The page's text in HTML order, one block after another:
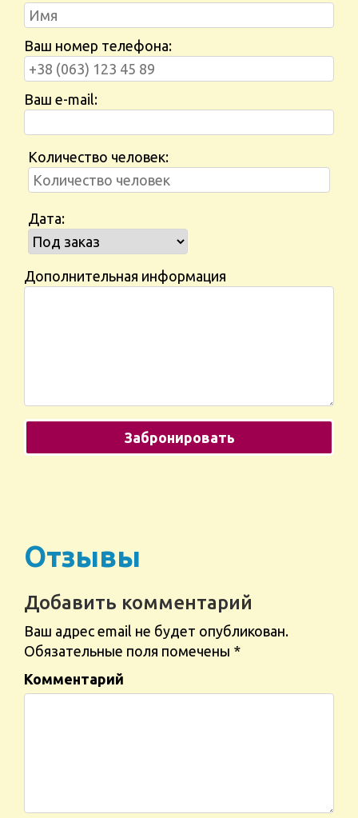
Ваш номер телефона:
Ваш e-mail:
Количество человек:
Дата:
Дополнительная информация
Отзывы
Добавить комментарий
Ваш адрес email не будет опубликован.
Обязательные поля помечены *
Комментарий